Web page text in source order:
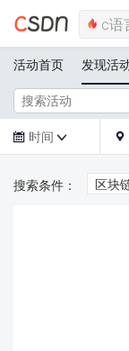
活动首页 发现活
 时间  
区块